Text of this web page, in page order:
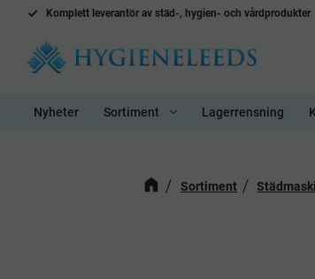
Komplett leverantör av städ-, hygien- och vårdprodukter
Nyheter Sortiment Lagerrensning
Sortiment